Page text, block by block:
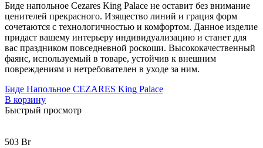
Биде напольное Cezares King Palace не оставит без внимание
ценителей прекрасного. Изящество линий и грация форм
сочетаются с технологичностью и комфортом. Данное изделие
придаст вашему интерьеру индивидуализацию и станет для
вас праздником повседневной роскоши. Высококачественный
фаянс, используемый в товаре, устойчив к внешним
повреждениям и нетребователен в уходе за ним.
Биде Напольное CEZARES King Palace
В корзину
Быстрый просмотр
503 Br